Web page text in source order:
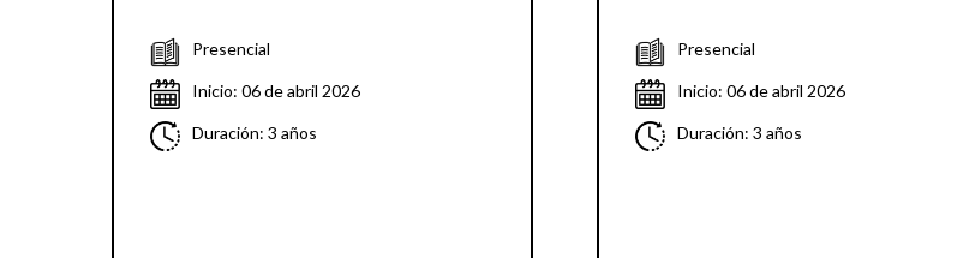
Presencial
Inicio: 06 de abril 2026
Duración: 3 años
Presencial
Inicio: 06 de abril 2026
Duración: 3 años